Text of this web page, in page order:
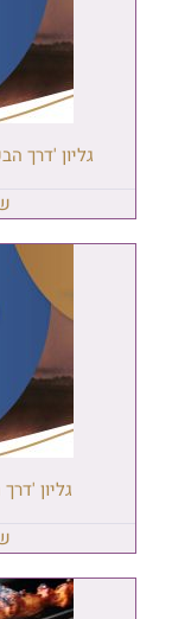
גליון 'דרך
גליון